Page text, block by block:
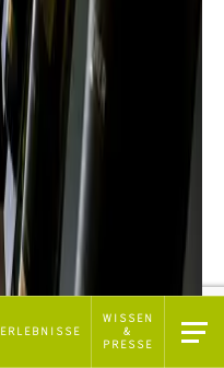
ERLEBNISSE
WISSEN
&
PRESSE
Hinweis bei Erhebung